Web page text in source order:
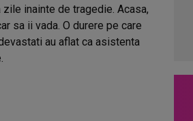
inainte de tragedie. Acasa,
sa ii vada. O durere pe care
au aflat ca asistenta